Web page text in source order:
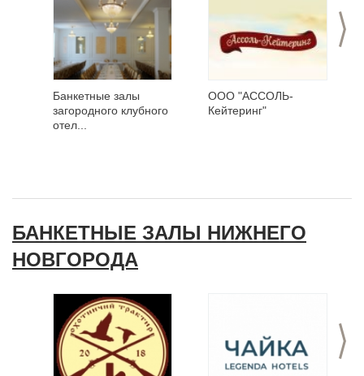
>
Банкетные залы
загородного клубного
отел...
ООО "АССОЛЬ-
Кейтеринг"
БАНКЕТНЫЕ ЗАЛЫ НИЖНЕГО
НОВГОРОДА
>